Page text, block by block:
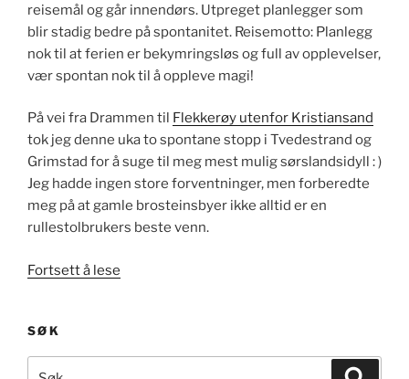
reisemål og går innendørs. Utpreget planlegger som
blir stadig bedre på spontanitet. Reisemotto: Planlegg
nok til at ferien er bekymringsløs og full av opplevelser,
vær spontan nok til å oppleve magi!
På vei fra Drammen til Flekkerøy utenfor Kristiansand
tok jeg denne uka to spontane stopp i Tvedestrand og
Grimstad for å suge til meg mest mulig sørslandsidyll : )
Jeg hadde ingen store forventninger, men forberedte
meg på at gamle brosteinsbyer ikke alltid er en
rullestolbrukers beste venn.
Fortsett å lese
Grimstad»
SØK